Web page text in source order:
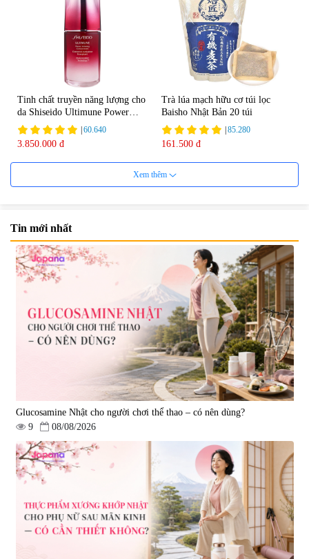
Tinh chất truyền năng lượng cho
da Shiseido Ultimune Power
75ml
60.640
3.850.000 đ
Trà lúa mạch hữu cơ túi lọc
Baisho Nhật Bản 20 túi
85.280
161.500 đ
Viên uống bổ não Ribeto Shoji
|57.920
1.450.000 đ
Viên nang uống cải thiện thị lực,
trí nhớ DHA + EPA + Flaxseed
Oil 30 viên/gói - Date 02/2027
|52.346
225.000 đ
Tẩy tế bào chết Nichiei Bussan
Nano NMN+ Peeling Gel
|0
1.490.000 đ
Viên uống hỗ trợ bền thành
mạch, ngừa tai biến Elastin Plus
& Nattokinase Hokoen 80 viên
0
980.000 đ
Xem thêm
Tin mới nhất
Glucosamine Nhật cho người chơi thể thao – có nên dùng?
9
08/08/2026